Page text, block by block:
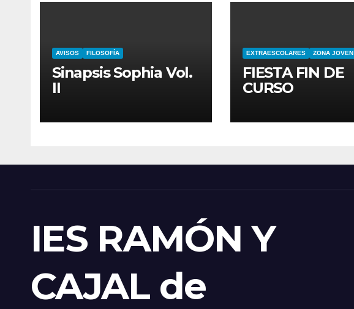
AVISOS FILOSOFÍA
Sinapsis Sophia Vol.
II
EXTRAESCOLARES ZONA JOVEN
FIESTA FIN DE
CURSO
IES RAMÓN Y
CAJAL de